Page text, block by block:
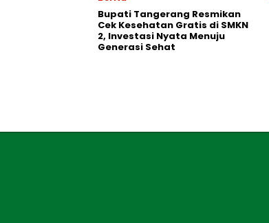
‎Bupati Tangerang Resmikan
Cek Kesehatan Gratis di SMKN
2, Investasi Nyata Menuju
Generasi Sehat